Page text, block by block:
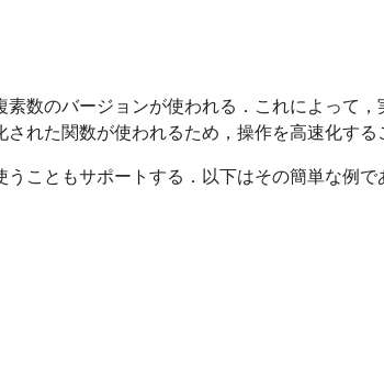
数のバージョンが使われる．これによって
れた関数が使われるため，操作を高速化する
こともサポートする．以下はその簡単な例で